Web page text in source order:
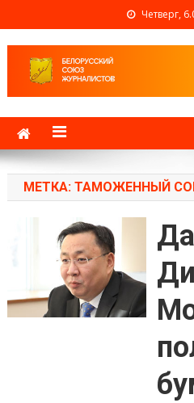
Четверг,
МЕТКА: ТАМОЖЕННЫЙ